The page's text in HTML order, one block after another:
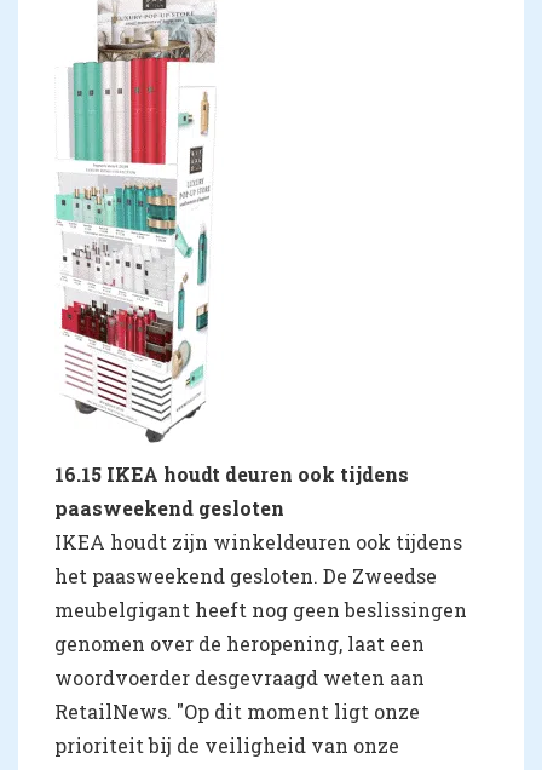
16.15 IKEA houdt deuren ook tijdens
paasweekend gesloten
IKEA houdt zijn winkeldeuren ook tijdens
het paasweekend gesloten. De Zweedse
meubelgigant heeft nog geen beslissingen
genomen over de heropening, laat een
woordvoerder desgevraagd weten aan
RetailNews. "Op dit moment ligt onze
prioriteit bij de veiligheid van onze